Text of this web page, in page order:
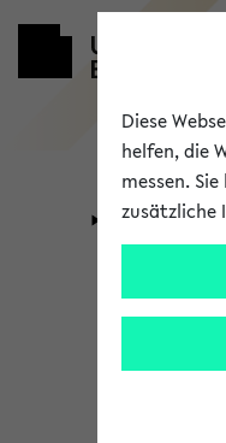
Universität
Diese
helfen, die
messen.
zusätzliche